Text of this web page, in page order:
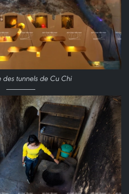
des tunnels de Cu Chi